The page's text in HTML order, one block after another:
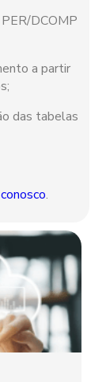
DCOMP
a partir
das tabelas
.